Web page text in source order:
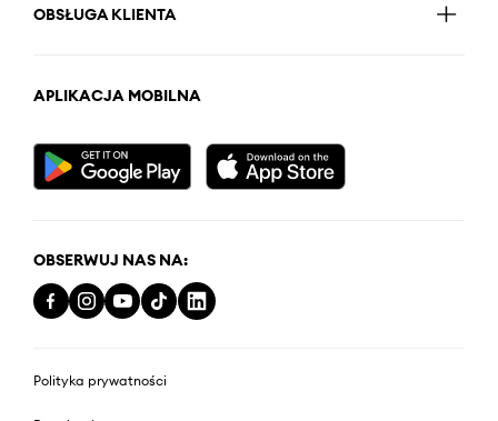
OBSŁUGA KLIENTA
APLIKACJA MOBILNA
OBSERWUJ NAS NA:
Polityka prywatności